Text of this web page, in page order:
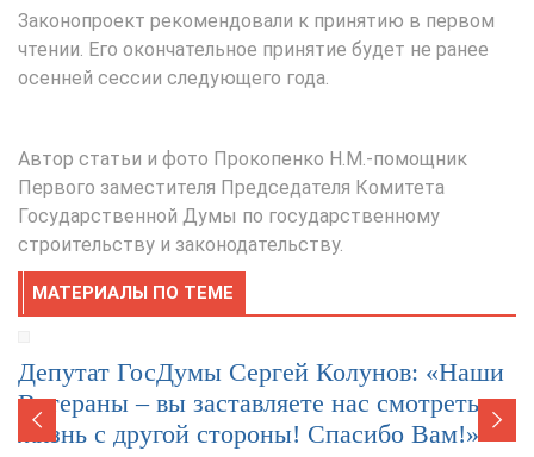
Законопроект рекомендовали к принятию в первом
чтении. Его окончательное принятие будет не ранее
осенней сессии следующего года.
Автор статьи и фото Прокопенко Н.М.-помощник
Первого заместителя Председателя Комитета
Государственной Думы по государственному
строительству и законодательству.
МАТЕРИАЛЫ ПО ТЕМЕ
Депутат ГосДумы Сергей Колунов: «Наши
Ветераны – вы заставляете нас смотреть на
жизнь с другой стороны! Спасибо Вам!»